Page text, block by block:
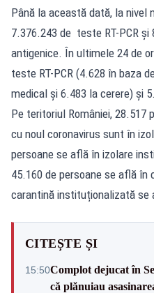
Până la această dată, la
7.376.243 de teste RT-PCR
antigenice. În ultimele 24 de
teste RT-PCR (4.628 în baza
medical și 6.483 la cerere) și
Pe teritoriul României,
cu noul coronavirus sunt în
persoane se află în izolare
45.160 de persoane se află în
carantină instituționalizată se
CITEȘTE ȘI
15:50Complot dejucat în
că plănuiau